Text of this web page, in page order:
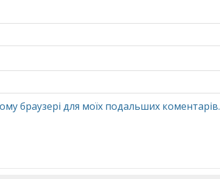
браузері для моїх подальших коментарів.